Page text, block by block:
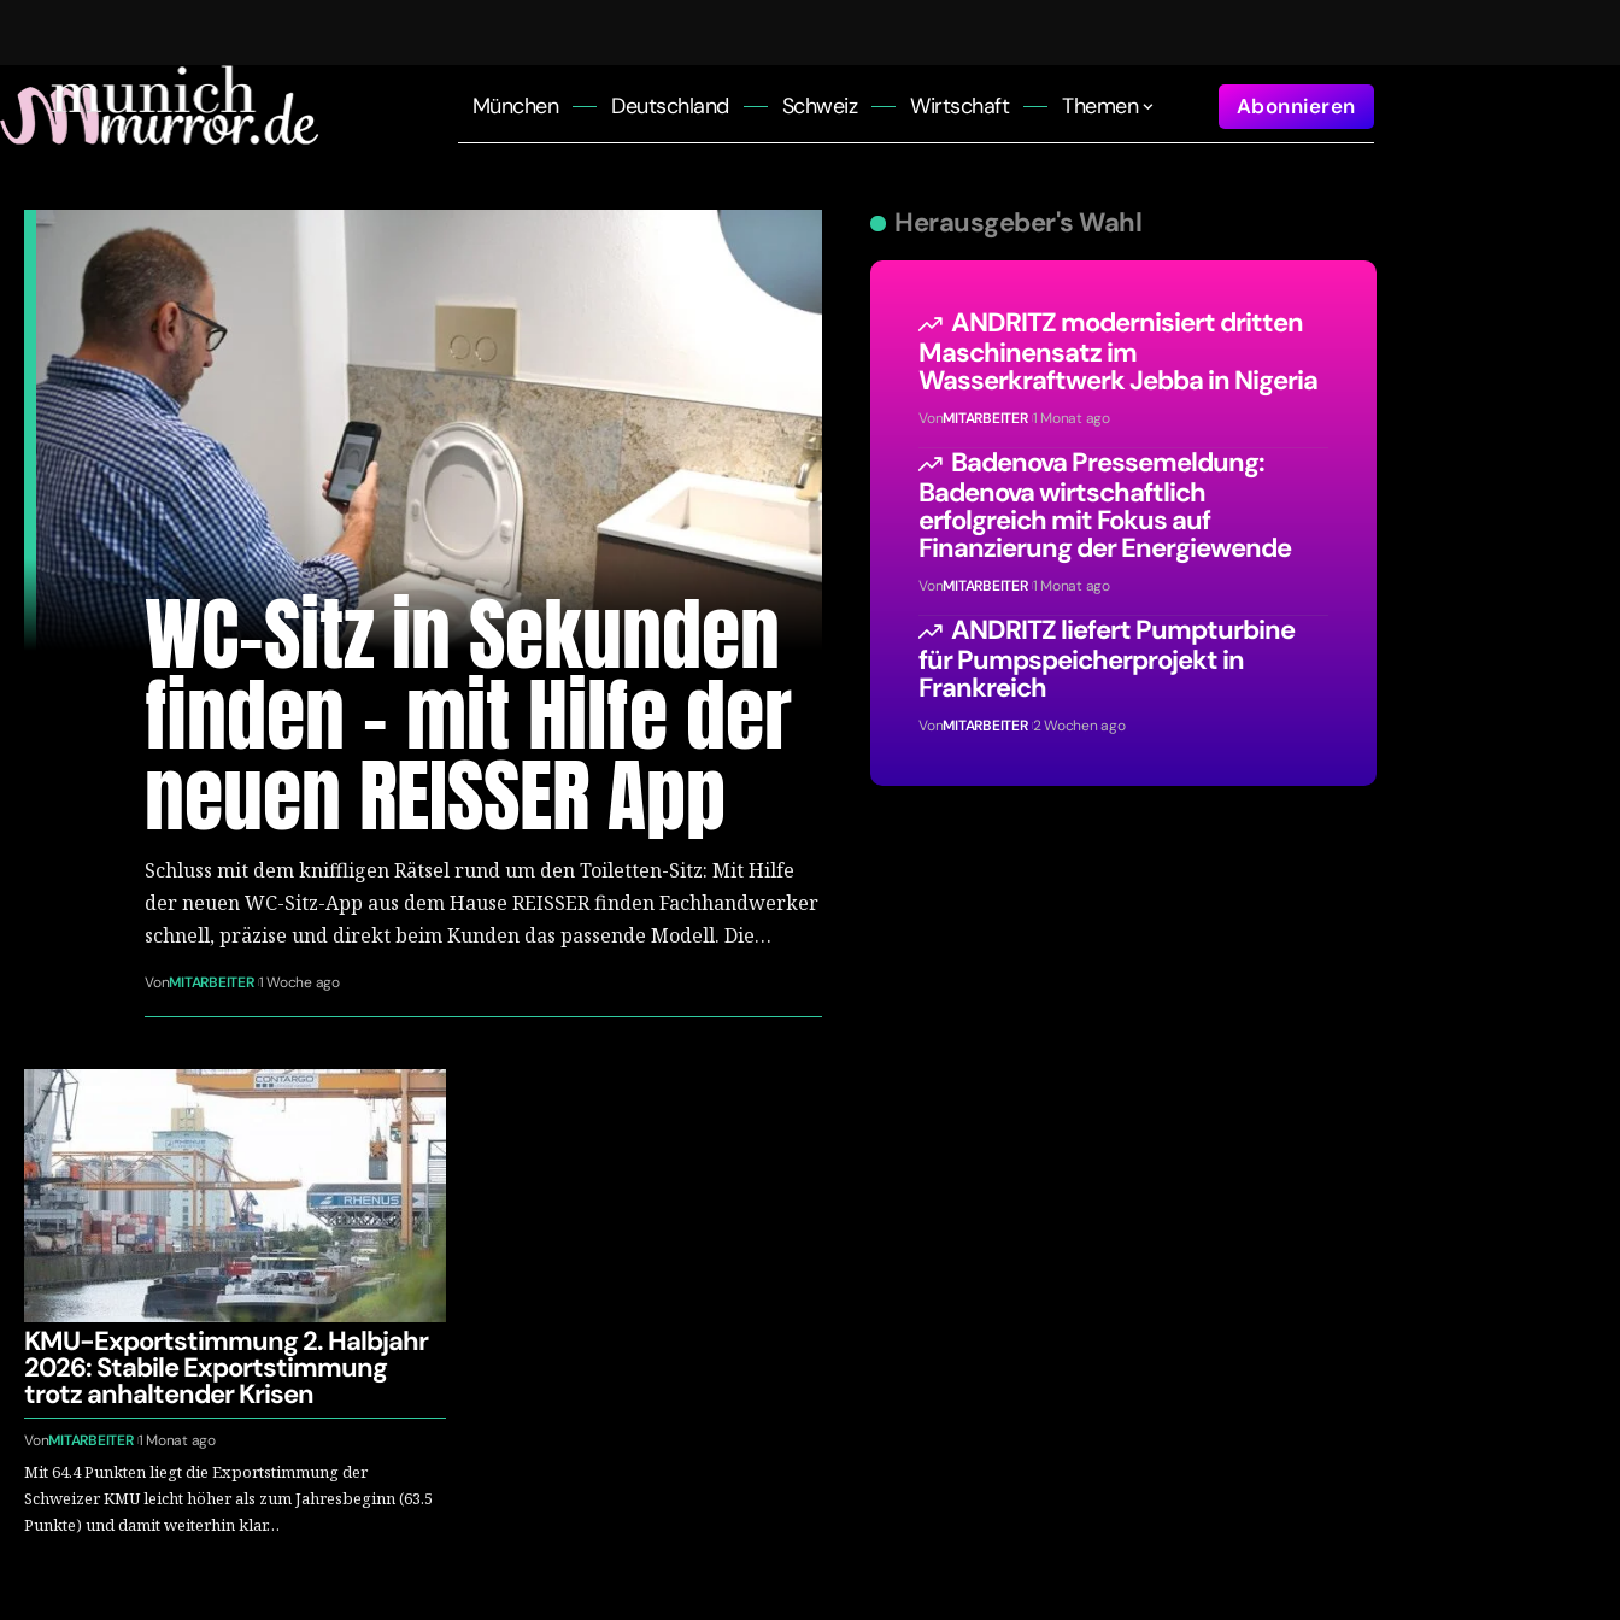
München Deutschland Schweiz Wirtschaft Themen Abonnieren
WC-Sitz in Sekunden
finden – mit Hilfe der
neuen REISSER App
Schluss mit dem kniffligen Rätsel rund um den Toiletten-Sitz: Mit Hilfe
der neuen WC-Sitz-App aus dem Hause REISSER finden Fachhandwerker
schnell, präzise und direkt beim Kunden das passende Modell. Die…
VonMITARBEITER 1 Woche ago
Herausgeber's Wahl
ANDRITZ modernisiert dritten
Maschinensatz im
Wasserkraftwerk Jebba in Nigeria
VonMITARBEITER 1 Monat ago
Badenova Pressemeldung:
Badenova wirtschaftlich
erfolgreich mit Fokus auf
Finanzierung der Energiewende
VonMITARBEITER 1 Monat ago
ANDRITZ liefert Pumpturbine
für Pumpspeicherprojekt in
Frankreich
VonMITARBEITER 2 Wochen ago
KMU-Exportstimmung 2. Halbjahr
2026: Stabile Exportstimmung
trotz anhaltender Krisen
VonMITARBEITER 1 Monat ago
Mit 64.4 Punkten liegt die Exportstimmung der
Schweizer KMU leicht höher als zum Jahresbeginn (63.5
Punkte) und damit weiterhin klar…